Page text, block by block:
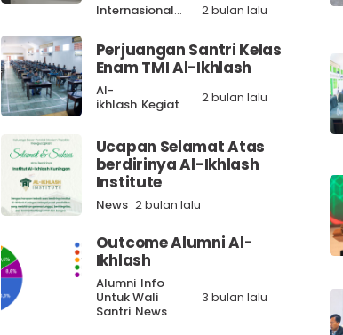
Internasional News2 bulan lalu
Perjuangan Santri Kelas
Enam TMI Al-Ikhlash
Al-
ikhlash Kegiatan News
2 bulan lalu
Ucapan Selamat Atas
berdirinya Al-Ikhlash
Institute
News 2 bulan lalu
Outcome Alumni Al-
Ikhlash
Alumni Info
Untuk Wali
Santri News
3 bulan lalu